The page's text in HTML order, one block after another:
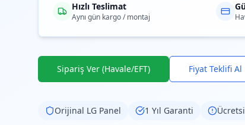
Hızlı Teslimat
Aynı gün kargo / montaj
Sipariş Ver (Havale/EFT) Fiyat Teklifi Al
Orijinal LG Panel 1 Yıl Garanti